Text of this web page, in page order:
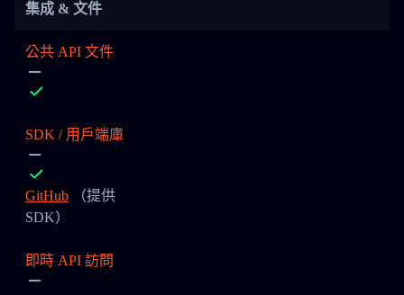
集成 & 文件
公共 API 文件
SDK / 用戶端庫
GitHub （提供
SDK）
即時 API 訪問